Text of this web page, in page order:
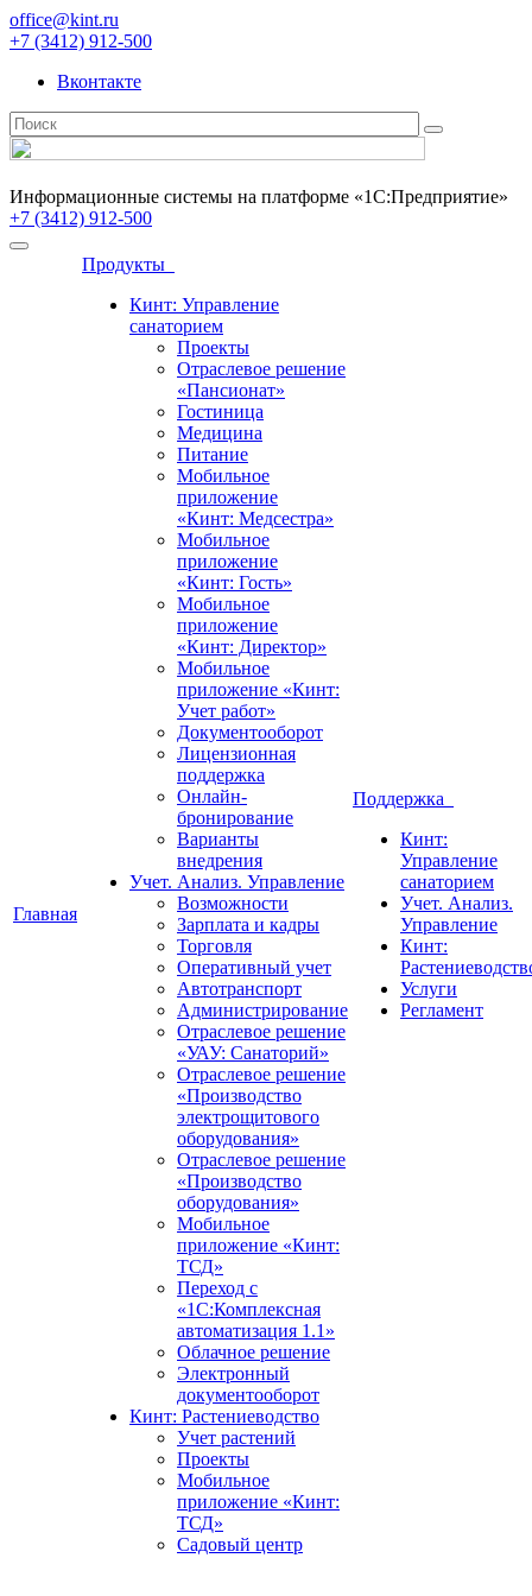
office@kint.ru
+7 (3412) 912-500
Вконтакте
Информационные системы на платформе «1С:Предприятие»
+7 (3412) 912-500
Главная
Продукты
Кинт: Управление
санаторием
Проекты
Отраслевое решение
«Пансионат»
Гостиница
Медицина
Питание
Мобильное
приложение
«Кинт: Медсестра»
Мобильное
приложение
«Кинт: Гость»
Мобильное
приложение
«Кинт: Директор»
Мобильное
приложение «Кинт:
Учет работ»
Документооборот
Лицензионная
поддержка
Онлайн-
бронирование
Варианты
внедрения
Учет. Анализ. Управление
Возможности
Зарплата и кадры
Торговля
Оперативный учет
Автотранспорт
Администрирование
Отраслевое решение
«УАУ: Санаторий»
Отраслевое решение
«Производство
электрощитового
оборудования»
Отраслевое решение
«Производство
оборудования»
Мобильное
приложение «Кинт:
ТСД»
Переход с
«1С:Комплексная
автоматизация 1.1»
Облачное решение
Электронный
документооборот
Кинт: Растениеводство
Учет растений
Проекты
Мобильное
приложение «Кинт:
ТСД»
Садовый центр
Поддержка
Кинт:
Управление
санаторием
Учет. Анализ.
Управление
Кинт:
Услуги
Регламент